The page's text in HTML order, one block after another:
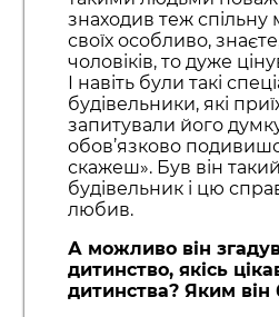
знаходив теж спільну
своїх особливо,
чоловіків, то дуже
І навіть були такі
будівельники, які
запитували його
обов’язково
скажеш». Був він
будівельник і цю
любив.
А можливо він
дитинство, якісь
дитинства? Яким він